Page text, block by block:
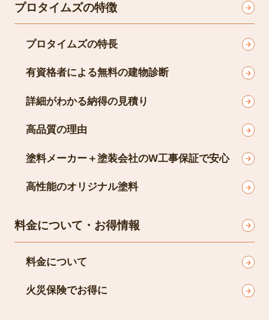
プロタイムズの特徴
プロタイムズの特長
有資格者による無料の建物診断
詳細がわかる納得の見積り
高品質の理由
塗料メーカー＋塗装会社のW工事保証で安心
高性能のオリジナル塗料
料金について・お得情報
料金について
火災保険でお得に